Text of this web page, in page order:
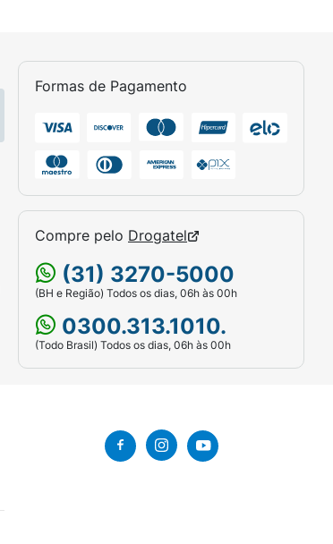
Formas de Pagamento
Compre pelo Drogatel
(31) 3270-5000
(BH e Região) Todos os dias, 06h às 00h
0300.313.1010.
(Todo Brasil) Todos os dias, 06h às 00h